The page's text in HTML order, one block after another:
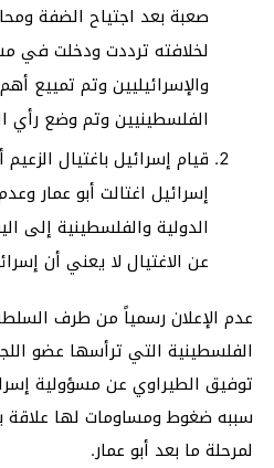
صعبة بعد اجتياح الضفة
لخلافته ترددت ودخلت في
والإسرائيليين وتم تمييع
الفلسطينيين وتم وضع رأي
قيام إسرائيل باغتيال
إسرائيل اغتالت أبو عمار
الدولية والفلسطينية إلى
عن الاغتيال لا يعني أن
عدم الإعلان رسمياً من طرف
الفلسطينية التي ترأسها عضو
توفيق الطيراوي عن مسؤولية
سببه ضغوط ومساومات لها علاقة
لمرحلة ما بعد أبو عمار.